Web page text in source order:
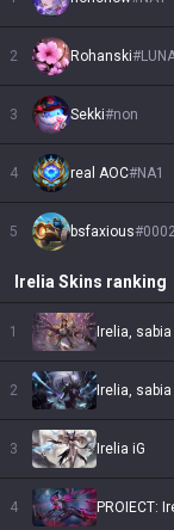
2 Rohanski#
3 Sekki#non
4 real AOC#NA1
5 bsfaxious#
Irelia Skins ranking
1 Irelia,
2 Irelia,
3 Irelia iG
4 PROIECT: